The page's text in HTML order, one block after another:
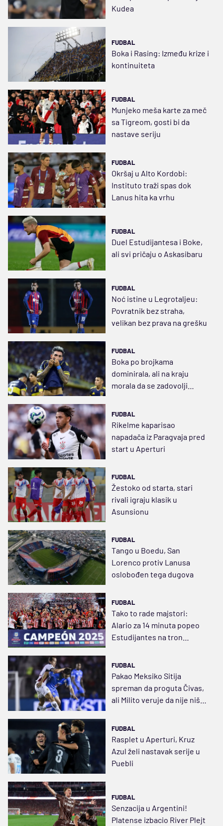
Kudea
FUDBAL
Boka i Rasing: Između krize i
kontinuiteta
FUDBAL
Munjeko meša karte za meč
sa Tigreom, gosti bi da
nastave seriju
FUDBAL
Okršaj u Alto Kordobi:
Instituto traži spas dok
Lanus hita ka vrhu
FUDBAL
Duel Estudijantesa i Boke,
ali svi pričaju o Askasibaru
FUDBAL
Noć istine u Legrotaljeu:
Povratnik bez straha,
velikan bez prava na grešku
FUDBAL
Boka po brojkama
dominirala, ali na kraju
morala da se zadovolji
FUDBAL
Rikelme kaparisao
napadača iz Paragvaja pred
start u Aperturi
FUDBAL
Žestoko od starta, stari
rivali igraju klasik u
Asunsionu
FUDBAL
Tango u Boedu, San
Lorenco protiv Lanusa
oslobođen tega dugova
FUDBAL
Tako to rade majstori:
Alario za 14 minuta popeo
Estudijantes na tron
FUDBAL
Pakao Meksiko Sitija
spreman da proguta Čivas,
ali Milito veruje da nije ništa
FUDBAL
Rasplet u Aperturi, Kruz
Azul želi nastavak serije u
Puebli
FUDBAL
Senzacija u Argentini!
Platense izbacio River Plejt